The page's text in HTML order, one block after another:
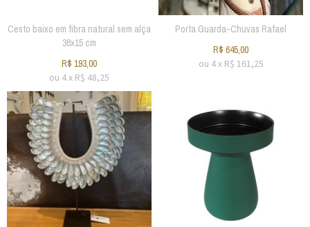
Cesto baixo em fibra natural sem alça
36x15 cm
R$ 193,00
ou 4x R$ 48,25
Porta Guarda-Chuvas Rafael
R$ 645,00
ou 4x R$ 161,25